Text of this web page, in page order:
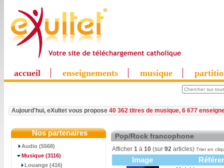
accueil enseignements musique
Aujourd'hui, eXultet vous propose 40 362 titres de musique, 6 677
Nos partenaires
Audio (5568)
Musique (3116)
Louange (416)
Pop/Rock francophone
Afficher 1 à 10 (sur 92 articles) Trier en
Image